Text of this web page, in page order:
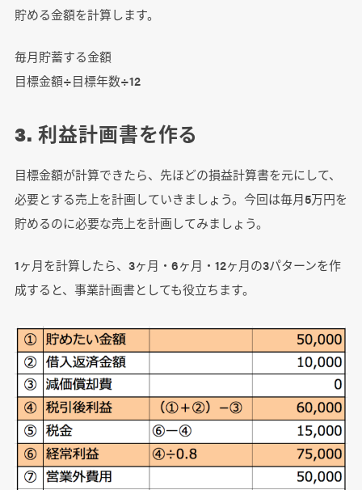
貯める金額を計算します。
毎月貯蓄する金額
目標金額÷目標年数÷12
3. 利益計画書を作る
目標金額が計算できたら、先ほどの損益計算書を元にして、
必要とする売上を計画していきましょう。今回は毎月5万円を
貯めるのに必要な売上を計画してみましょう。
1ヶ月を計算したら、3ヶ月・6ヶ月・12ヶ月の3パターンを作
成すると、事業計画書としても役立ちます。